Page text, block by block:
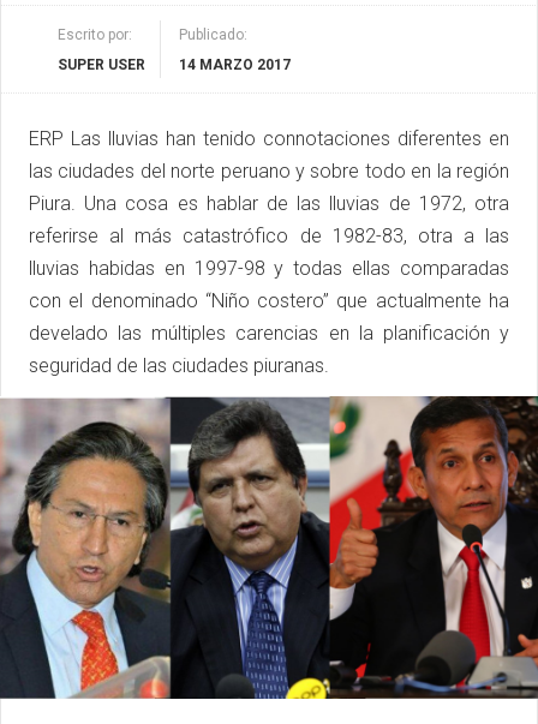
Escrito por:
SUPER USER
Publicado:
14 MARZO 2017
ERP Las lluvias han tenido connotaciones diferentes en
las ciudades del norte peruano y sobre todo en la región
Piura. Una cosa es hablar de las lluvias de 1972, otra
referirse al más catastrófico de 1982-83, otra a las
lluvias habidas en 1997-98 y todas ellas comparadas
con el denominado “Niño costero” que actualmente ha
develado las múltiples carencias en la planificación y
seguridad de las ciudades piuranas.